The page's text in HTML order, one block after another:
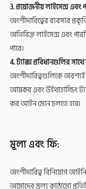
3. প্রয়োজনীয় লাইসেন্স এবং
অংশীদারিত্বের ব্যবসার
অতিরিক্ত লাইসেন্স এবং
পারে।
4. ট্যাক্স প্রবিধানগুলির
অংশীদারিত্বগুলিকে অবশ্যই
আয়কর এবং উইথহোল্ডিং
কর আইন মেনে চলতে হবে৷
মূল্য এবং ফি:
অংশীদারিত্ব বিনিয়োগ
আমাদের মূল্য কাঠামো প্রতিটি